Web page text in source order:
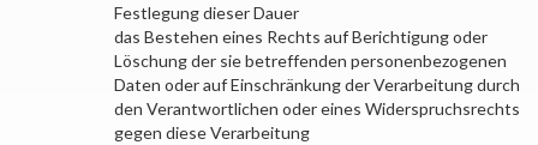
Festlegung dieser Dauer
das Bestehen eines Rechts auf Berichtigung oder
Löschung der sie betreffenden personenbezogenen
Daten oder auf Einschränkung der Verarbeitung durch
den Verantwortlichen oder eines Widerspruchsrechts
gegen diese Verarbeitung